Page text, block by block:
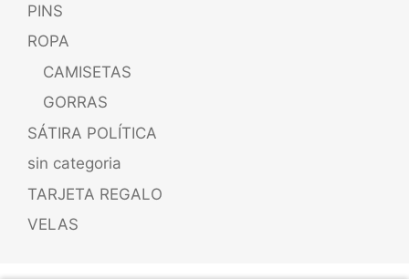
PINS
ROPA
CAMISETAS
GORRAS
SÁTIRA POLÍTICA
sin categoria
TARJETA REGALO
VELAS